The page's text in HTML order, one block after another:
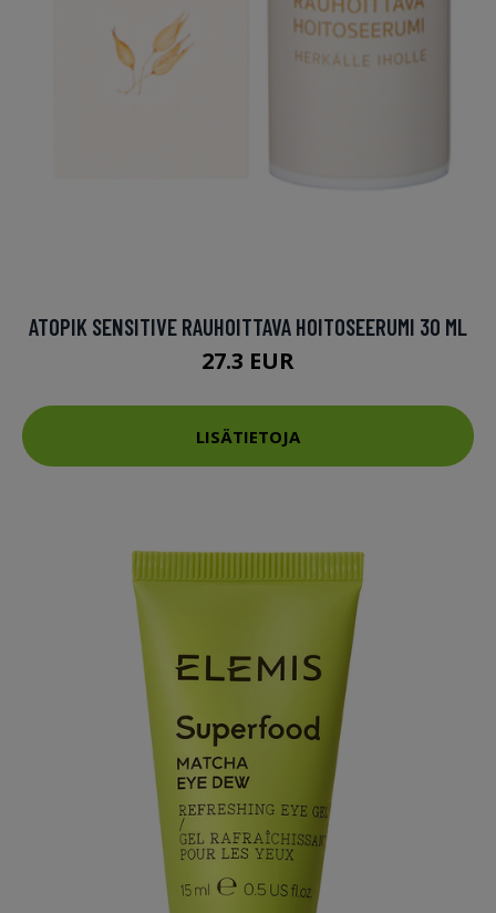
ATOPIK SENSITIVE RAUHOITTAVA HOITOSEERUMI 30 ML
27.3 EUR
LISÄTIETOJA